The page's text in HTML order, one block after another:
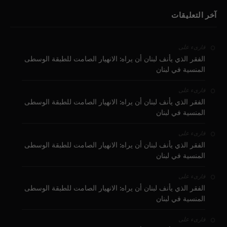
آخر التعليقات
قارىء على
الفقر الذي يأنف لبنان أن يراه: الانهيار الصامت للطبقة الوسطى
المنسية في لبنان
قارىء على
الفقر الذي يأنف لبنان أن يراه: الانهيار الصامت للطبقة الوسطى
المنسية في لبنان
قارىء على
الفقر الذي يأنف لبنان أن يراه: الانهيار الصامت للطبقة الوسطى
المنسية في لبنان
قارىء على
الفقر الذي يأنف لبنان أن يراه: الانهيار الصامت للطبقة الوسطى
المنسية في لبنان
قارىء على